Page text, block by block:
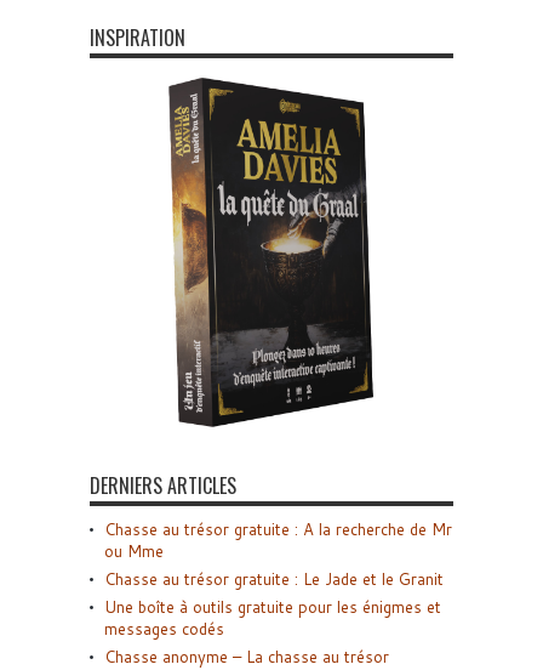
INSPIRATION
DERNIERS ARTICLES
Chasse au trésor gratuite : A la recherche de Mr
ou Mme
Chasse au trésor gratuite : Le Jade et le Granit
Une boîte à outils gratuite pour les énigmes et
messages codés
Chasse anonyme – La chasse au trésor